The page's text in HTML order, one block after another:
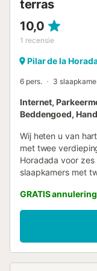
terras
10,0
1 recensie
Pilar de la
6 pers. 3
Internet,
Beddengoed,
Wij heten u van
met twee
Horadada voor
slaapkamers met
een van hen kijkt
twee badkamers,
andere op de
de keuken
televisie met
GRATIS annulering